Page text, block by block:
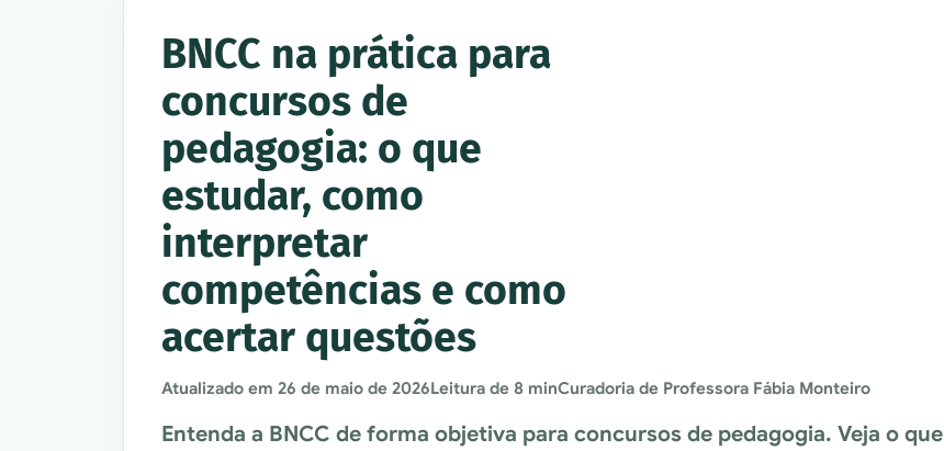
BNCC na prática para
concursos de
pedagogia: o que
estudar, como
interpretar
competências e como
acertar questões
Atualizado em 26 de maio de 2026Leitura de 8 minCuradoria de Professora Fábia Monteiro
Entenda a BNCC de forma objetiva para concursos de pedagogia. Veja o que